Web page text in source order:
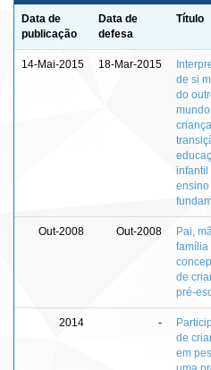
Data de
publicação
Data de
defesa
Título
14-Mai-2015 18-Mar-2015
de si
do
infantil
ensino
Out-2008 Out-2008
Pai,
família
de
pré-
2014 -
de
em